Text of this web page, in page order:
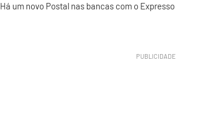
Há um novo Postal nas bancas com o Expresso